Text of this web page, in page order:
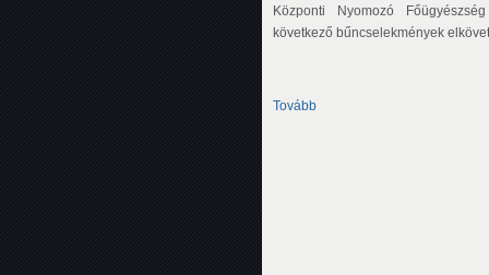
Központi Nyomozó
következő bűncselekmények
Tovább